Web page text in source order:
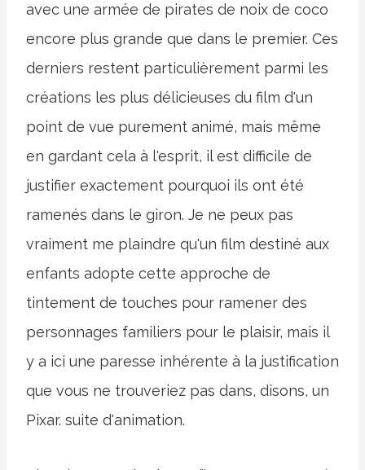
avec une armée de pirates de noix de coco
encore plus grande que dans le premier. Ces
derniers restent particulièrement parmi les
créations les plus délicieuses du film d'un
point de vue purement animé, mais même
en gardant cela à l'esprit, il est difficile de
justifier exactement pourquoi ils ont été
ramenés dans le giron. Je ne peux pas
vraiment me plaindre qu'un film destiné aux
enfants adopte cette approche de
tintement de touches pour ramener des
personnages familiers pour le plaisir, mais il
y a ici une paresse inhérente à la justification
que vous ne trouveriez pas dans, disons, un
Pixar. suite d'animation.